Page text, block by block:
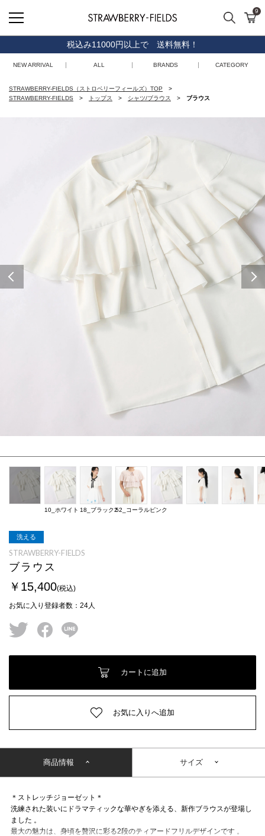
STRAWBERRY-FIELDS
検索 カ
9
税込み11000円以上で 送料無料！
NEW ARRIVAL ALL BRANDS CATEGORY
STRAWBERRY-FIELDS（ストロベリーフィールズ）TOP
STRAWBERRY-FIELDS
トップス シャツ/ブラウス ブラウス
10_ホワイト 18_ブラック252_コーラルピンク
洗える
STRAWBERRY-FIELDS
ブラウス
￥15,400(税込)
お気に入り登録者数 ： 24人
twitter facebook
カートに追加
お気に入りへ追加
商品情報 サイズ
＊ストレッチジョーゼット＊
洗練された装いにドラマティックな華やぎを添える、新作ブラウスが登場し
ました 。
最大の魅力は、身頃を贅沢に彩る2段のティアードフリルデザインです 。